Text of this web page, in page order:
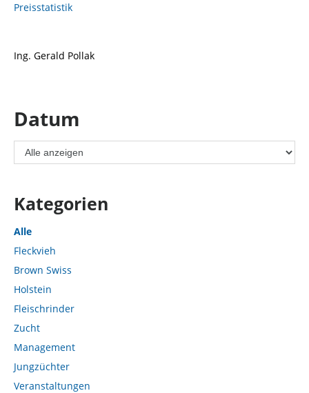
Preisstatistik
Ing. Gerald Pollak
Datum
Kategorien
Alle
Fleckvieh
Brown Swiss
Holstein
Fleischrinder
Zucht
Management
Jungzüchter
Veranstaltungen